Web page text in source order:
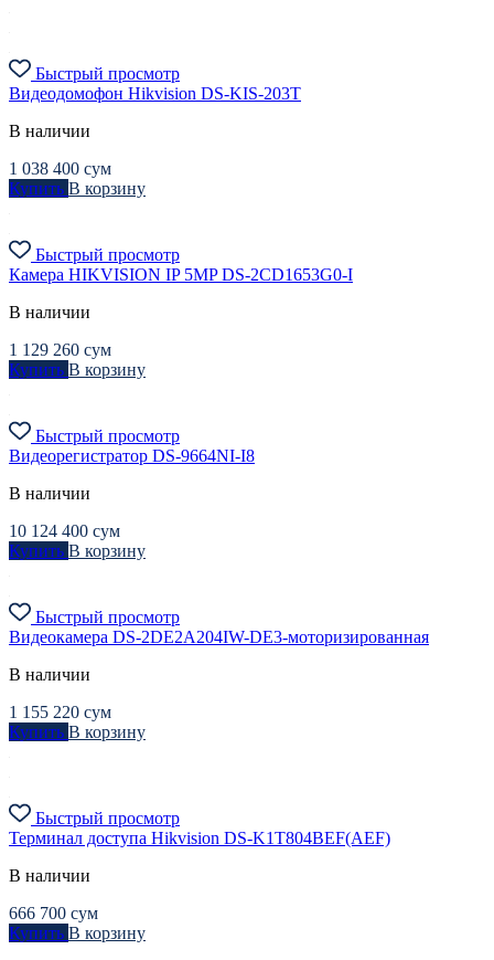
Быстрый просмотр
Видеодомофон Hikvision DS-KIS-203T
В наличии
1 038 400 сум
Купить В корзину
Быстрый просмотр
Камера HIKVISION IP 5MP DS-2CD1653G0-I
В наличии
1 129 260 сум
Купить В корзину
Быстрый просмотр
Видеорегистратор DS-9664NI-I8
В наличии
10 124 400 сум
Купить В корзину
Быстрый просмотр
Видеокамера DS-2DE2A204IW-DE3-моторизированная
В наличии
1 155 220 сум
Купить В корзину
Быстрый просмотр
Терминал доступа Hikvision DS-K1T804BEF(АEF)
В наличии
666 700 сум
Купить В корзину